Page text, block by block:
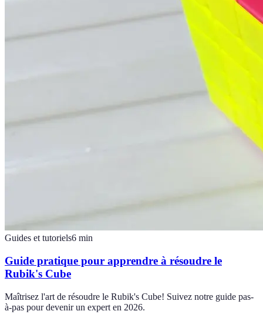
Guides et tutoriels6 min
Guide pratique pour apprendre à résoudre le
Rubik's Cube
Maîtrisez l'art de résoudre le Rubik's Cube! Suivez notre guide pas-
à-pas pour devenir un expert en 2026.